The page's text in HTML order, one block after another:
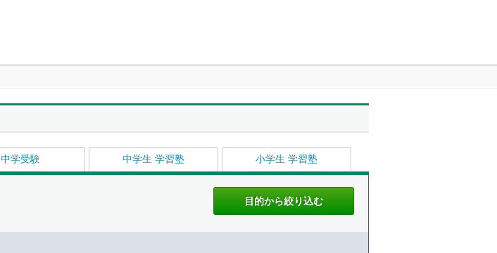
中学受験 中学生 学習塾 小学生 学習塾